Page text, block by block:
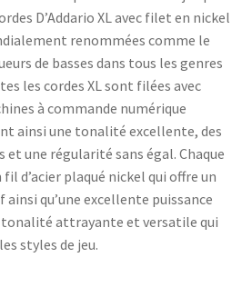
D’Addario XL avec filet en nickel
renommées comme le
de basses dans tous les genres
les cordes XL sont filées avec
à commande numérique
ainsi une tonalité excellente, des
une régularité sans égal. Chaque
d’acier plaqué nickel qui offre un
qu’une excellente puissance
tonalité attrayante et versatile qui
styles de jeu.